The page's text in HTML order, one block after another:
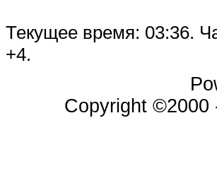
Текущее время: 03:36.
+4.
Copyright